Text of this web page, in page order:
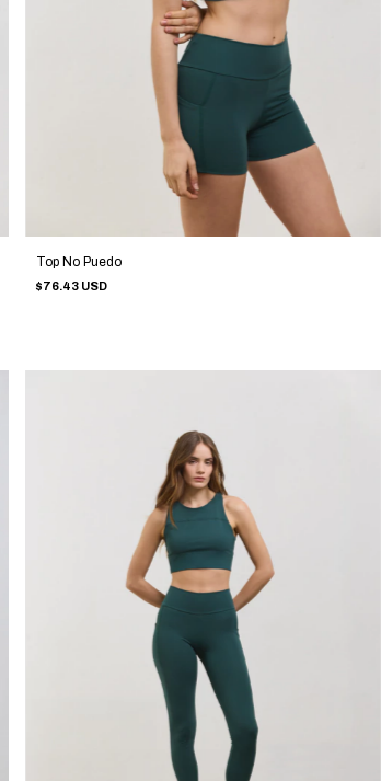
Top No Puedo
$76.43 USD